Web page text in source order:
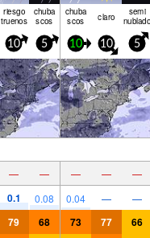
riesgo
truenos
chuba
scos
chuba
scos claro semi
nublado
10 5 10 10 5
— — — — —
0.1 0.08 0.04 — —
79 68 73 77 66